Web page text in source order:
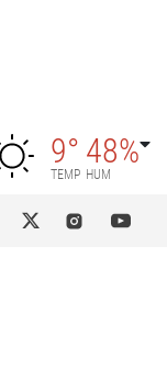
9°
TEMP
48%
HUM